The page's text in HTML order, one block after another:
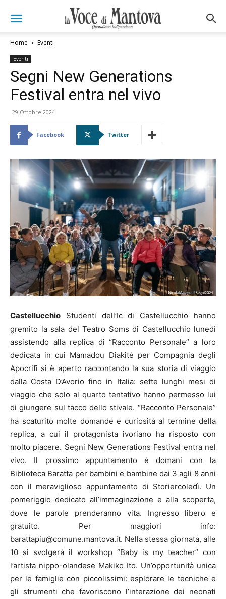
Home Eventi
Eventi
Segni New Generations
Festival entra nel vivo
29 Ottobre 2024
Facebook Twitter
Castellucchio Studenti dell’Ic di Castellucchio hanno
gremito la sala del Teatro Soms di Castellucchio lunedì
assistendo alla replica di “Racconto Personale” a loro
dedicata in cui Mamadou Diakitè per Compagnia degli
Apocrifi si è aperto raccontando la sua storia di viaggio
dalla Costa D’Avorio fino in Italia: sette lunghi mesi di
viaggio che solo al quarto tentativo hanno permesso lui
di giungere sul tacco dello stivale. “Racconto Personale”
ha scaturito molte domande e curiosità al termine della
replica, a cui il protagonista ivoriano ha risposto con
molto piacere. Segni New Generations Festival entra nel
vivo. Il prossimo appuntamento è domani con la
Biblioteca Baratta per bambini e bambine dai 3 agli 8 anni
con il meraviglioso appuntamento di Storiercoledì. Un
pomeriggio dedicato all’immaginazione e alla scoperta,
dove le parole prenderanno vita. Ingresso libero e
gratuito. Per maggiori info:
barattapiu@comune.mantova.it. Nella stessa giornata, alle
10 si svolgerà il workshop “Baby is my teacher” con
l’artista nippo-olandese Makiko Ito. Un’opportunità unica
per le famiglie con piccolissimi: esplorare le tecniche e
gli strumenti che favoriscono l’interazione dei neonati